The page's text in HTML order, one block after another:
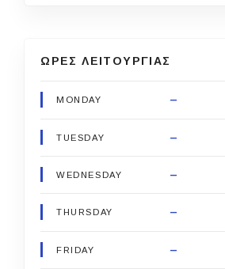
ΩΡΕΣ ΛΕΙΤΟΥΡΓΙΑΣ
MONDAY –
TUESDAY –
WEDNESDAY –
THURSDAY –
FRIDAY –